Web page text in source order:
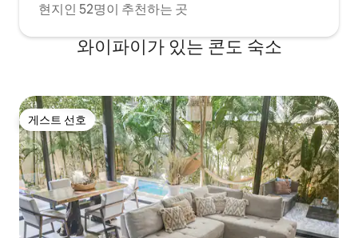
현지인 52명이 추천하는 곳
와이파이가 있는 콘도 숙소
게스트 선호
게스트 선호